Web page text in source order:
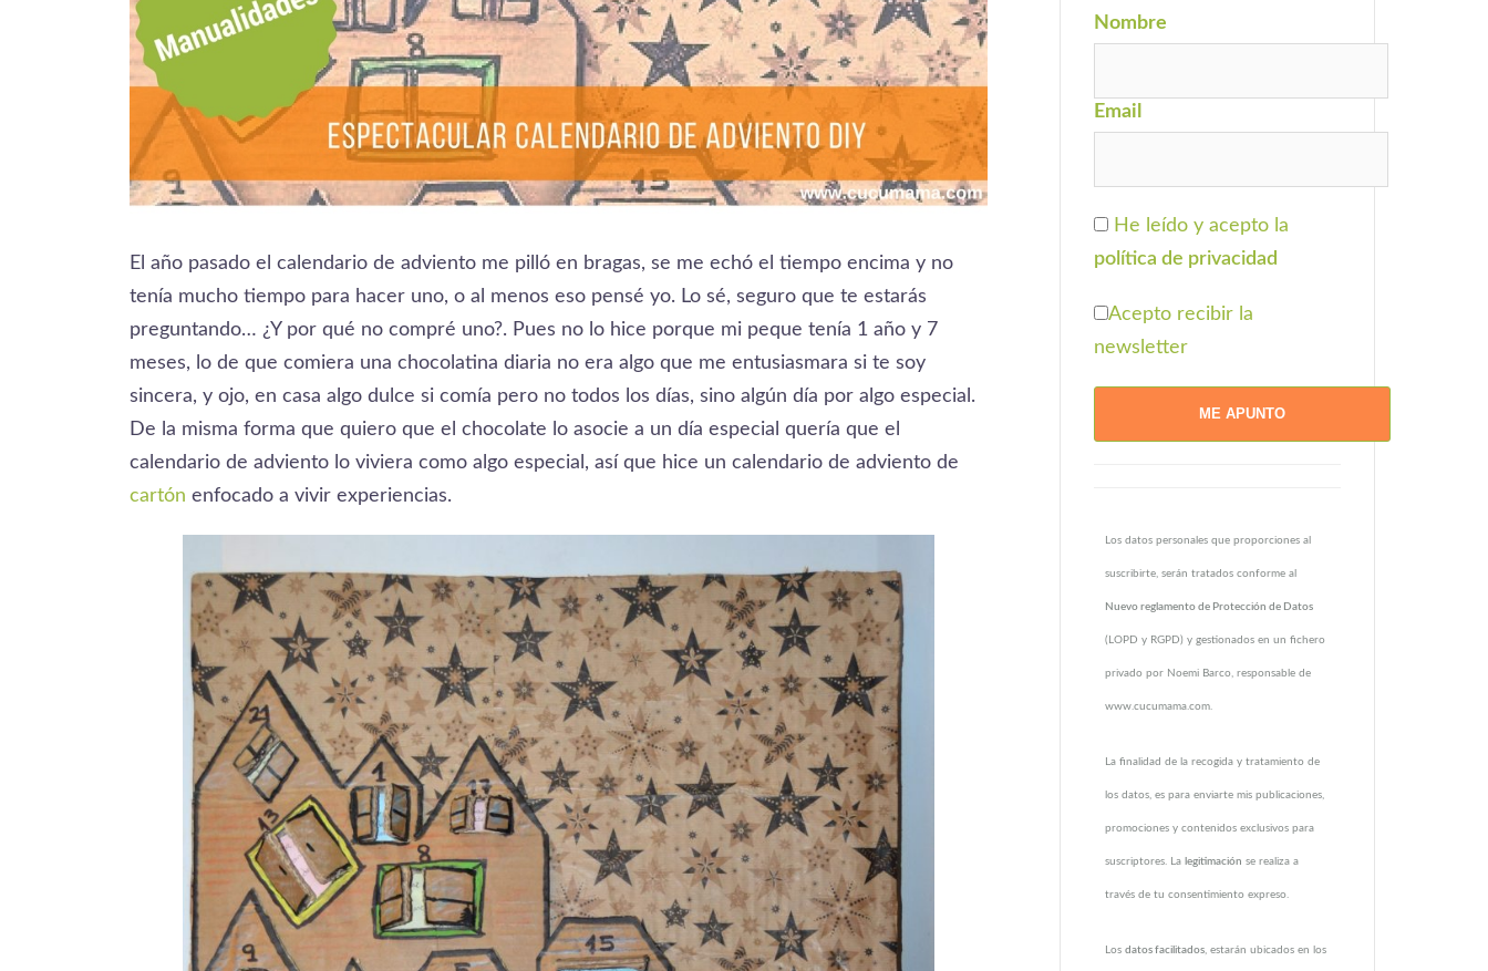
El año pasado el calendario de adviento me pilló en bragas, se me echó el tiempo encima y no
tenía mucho tiempo para hacer uno, o al menos eso pensé yo. Lo sé, seguro que te estarás
preguntando… ¿Y por qué no compré uno?. Pues no lo hice porque mi peque tenía 1 año y 7
meses, lo de que comiera una chocolatina diaria no era algo que me entusiasmara si te soy
sincera, y ojo, en casa algo dulce si comía pero no todos los días, sino algún día por algo especial.
De la misma forma que quiero que el chocolate lo asocie a un día especial quería que el
calendario de adviento lo viviera como algo especial, así que hice un calendario de adviento de
cartón enfocado a vivir experiencias.
Nombre
Email
He leído y acepto la
política de privacidad
Acepto recibir la
newsletter
Los datos personales que proporciones al
suscribirte, serán tratados conforme al
Nuevo reglamento de Protección de Datos
(LOPD y RGPD) y gestionados en un fichero
privado por Noemi Barco, responsable de
www.cucumama.com.
La finalidad de la recogida y tratamiento de
los datos, es para enviarte mis publicaciones,
promociones y contenidos exclusivos para
suscriptores. La legitimación se realiza a
través de tu consentimiento expreso.
Los datos facilitados , estarán ubicados en los